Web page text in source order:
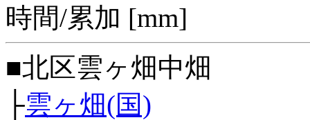
時間/累加 [mm]
■北区雲ヶ畑中畑
├雲ヶ畑(国)